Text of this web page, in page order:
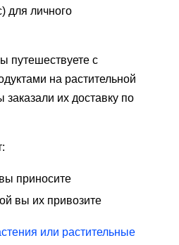
для личного
путешествуете с
на растительной
их доставку по
приносите
вы их привозите
или растительные